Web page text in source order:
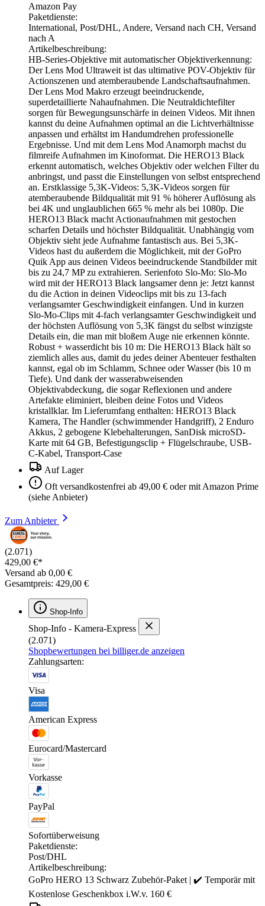
Amazon Pay
Paketdienste:
International, Post/DHL, Andere, Versand nach CH, Versand
nach A
Artikelbeschreibung:
HB-Series-Objektive mit automatischer Objektiverkennung:
Der Lens Mod Ultraweit ist das ultimative POV-Objektiv für
Actionszenen und atemberaubende Landschaftsaufnahmen.
Der Lens Mod Makro erzeugt beeindruckende,
superdetaillierte Nahaufnahmen. Die Neutraldichtefilter
sorgen für Bewegungsunschärfe in deinen Videos. Mit ihnen
kannst du deine Aufnahmen optimal an die Lichtverhältnisse
anpassen und erhältst im Handumdrehen professionelle
Ergebnisse. Und mit dem Lens Mod Anamorph machst du
filmreife Aufnahmen im Kinoformat. Die HERO13 Black
erkennt automatisch, welches Objektiv oder welchen Filter du
anbringst, und passt die Einstellungen von selbst entsprechend
an. Erstklassige 5,3K-Videos: 5,3K-Videos sorgen für
atemberaubende Bildqualität mit 91 % höherer Auflösung als
bei 4K und unglaublichen 665 % mehr als bei 1080p. Die
HERO13 Black macht Actionaufnahmen mit gestochen
scharfen Details und höchster Bildqualität. Unabhängig vom
Objektiv sieht jede Aufnahme fantastisch aus. Bei 5,3K-
Videos hast du außerdem die Möglichkeit, mit der GoPro
Quik App aus deinen Videos beeindruckende Standbilder mit
bis zu 24,7 MP zu extrahieren. Serienfoto Slo-Mo: Slo-Mo
wird mit der HERO13 Black langsamer denn je: Jetzt kannst
du die Action in deinen Videoclips mit bis zu 13-fach
verlangsamter Geschwindigkeit einfangen. Und in kurzen
Slo-Mo-Clips mit 4-fach verlangsamter Geschwindigkeit und
der höchsten Auflösung von 5,3K fängst du selbst winzigste
Details ein, die man mit bloßem Auge nie erkennen könnte.
Robust + wasserdicht bis 10 m: Die HERO13 Black hält so
ziemlich alles aus, damit du jedes deiner Abenteuer festhalten
kannst, egal ob im Schlamm, Schnee oder Wasser (bis 10 m
Tiefe). Und dank der wasserabweisenden
Objektivabdeckung, die sogar Reflexionen und andere
Artefakte eliminiert, bleiben deine Fotos und Videos
kristallklar. Im Lieferumfang enthalten: HERO13 Black
Kamera, The Handler (schwimmender Handgriff), 2 Enduro
Akkus, 2 gebogene Klebehalterungen, SanDisk microSD-
Karte mit 64 GB, Befestigungsclip + Flügelschraube, USB-
C-Kabel, Transport-Case
Auf Lager
Oft versandkostenfrei ab 49,00 € oder mit Amazon Prime
(siehe Anbieter)
Zum Anbieter
(2.071)
429,00 €*
Versand ab 0,00 €
Gesamtpreis: 429,00 €
Shop-Info
Shop-Info - Kamera-Express
(2.071)
Shopbewertungen bei billiger.de anzeigen
Zahlungsarten:
Visa
American Express
Eurocard/Mastercard
Vorkasse
PayPal
Sofortüberweisung
Paketdienste:
Post/DHL
Artikelbeschreibung:
GoPro HERO 13 Schwarz Zubehör-Paket | ✔️ Temporär mit
Kostenlose Geschenkbox i.W.v. 160 €